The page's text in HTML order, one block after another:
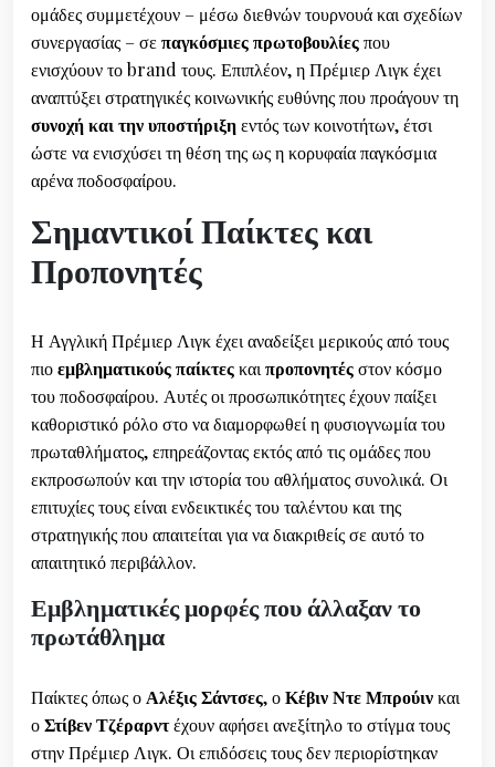
ομάδες συμμετέχουν – μέσω διεθνών τουρνουά και σχεδίων
συνεργασίας – σεπαγκόσμιες πρωτοβουλίεςπου
ενισχύουν το brand τους. Επιπλέον, η Πρέμιερ Λιγκ έχει
αναπτύξει στρατηγικές κοινωνικής ευθύνης που προάγουν τη
συνοχή και την υποστήριξηεντός των κοινοτήτων, έτσι
ώστε να ενισχύσει τη θέση της ως η κορυφαία παγκόσμια
αρένα ποδοσφαίρου.
Σημαντικοί Παίκτες και
Προπονητές
Η Αγγλική Πρέμιερ Λιγκ έχει αναδείξει μερικούς από τους
πιοεμβληματικούς παίκτεςκαιπροπονητέςστον κόσμο
του ποδοσφαίρου. Αυτές οι προσωπικότητες έχουν παίξει
καθοριστικό ρόλο στο να διαμορφωθεί η φυσιογνωμία του
πρωταθλήματος, επηρεάζοντας εκτός από τις ομάδες που
εκπροσωπούν και την ιστορία του αθλήματος συνολικά. Οι
επιτυχίες τους είναι ενδεικτικές του ταλέντου και της
στρατηγικής που απαιτείται για να διακριθείς σε αυτό το
απαιτητικό περιβάλλον.
Εμβληματικές μορφές που άλλαξαν το
πρωτάθλημα
Παίκτες όπως οΑλέξις Σάντσες, οΚέβιν Ντε Μπρούινκαι
οΣτίβεν Τζέραρντέχουν αφήσει ανεξίτηλο το στίγμα τους
στην Πρέμιερ Λιγκ. Οι επιδόσεις τους δεν περιορίστηκαν